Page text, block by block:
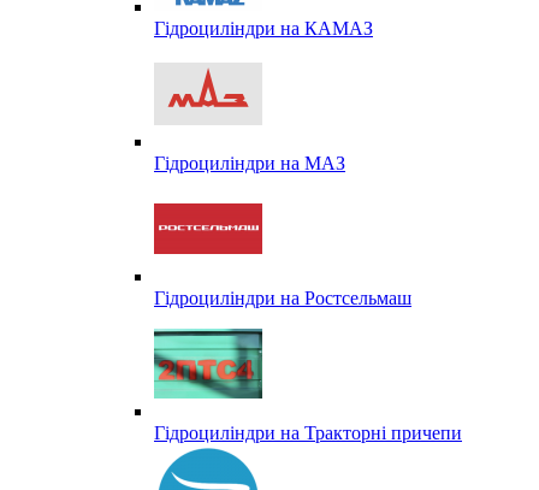
Гідроциліндри на КАМАЗ
Гідроциліндри на МАЗ
Гідроциліндри на Ростсельмаш
Гідроциліндри на Тракторні причепи